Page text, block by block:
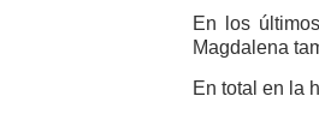
En los
Magdalena
En total en la